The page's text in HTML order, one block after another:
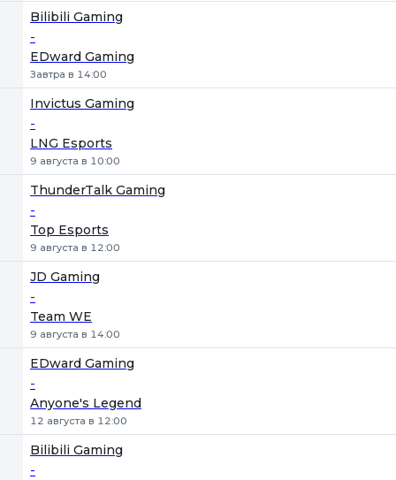
Bilibili Gaming
-
EDward Gaming
Завтра в 14:00
Invictus Gaming
-
LNG Esports
9 августа в 10:00
ThunderTalk Gaming
-
Top Esports
9 августа в 12:00
JD Gaming
-
Team WE
9 августа в 14:00
EDward Gaming
-
Anyone's Legend
12 августа в 12:00
Bilibili Gaming
-